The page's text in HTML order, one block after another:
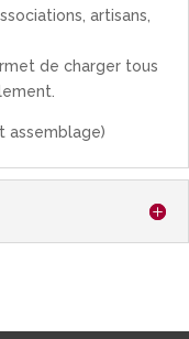
artisans,
de charger tous
assemblage)